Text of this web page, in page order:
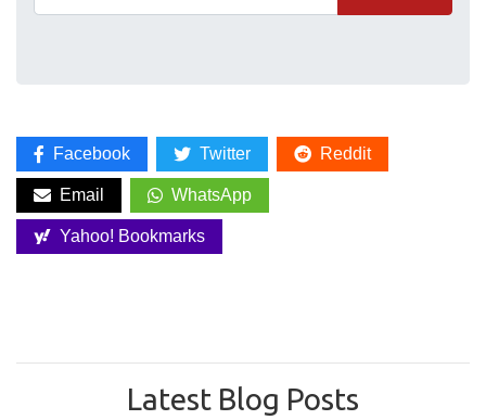
Facebook Twitter Reddit
Email WhatsApp
Yahoo! Bookmarks
Latest Blog Posts